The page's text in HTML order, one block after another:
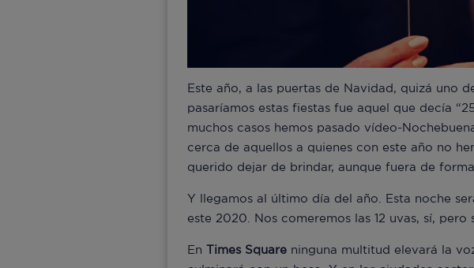
Este año, a las puertas de Navidad, quizá uno
pasaríamos estas fiestas fue aquel que decía
muchos casos hemos pasado vídeo-
cerca de aquellos a quienes con este año no
querido dejar de brindar, aunque fuera de
Y llegamos al último día del año. Esta noche
este 2020. Nos comeremos las 12 uvas, sí,
En Times Square ninguna multitud elevará la